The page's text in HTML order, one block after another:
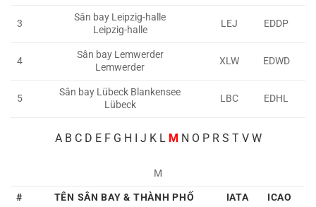
3
Sân bay Leipzig-halle
Leipzig-halle
LEJ EDDP
4
Sân bay Lemwerder
Lemwerder
XLW EDWD
5
Sân bay Lübeck Blankensee
Lübeck
LBC EDHL
A B C D E F G H I J K L M N O P R S T V W
M
#
TÊN SÂN BAY & THÀNH PHỐ IATA ICAO